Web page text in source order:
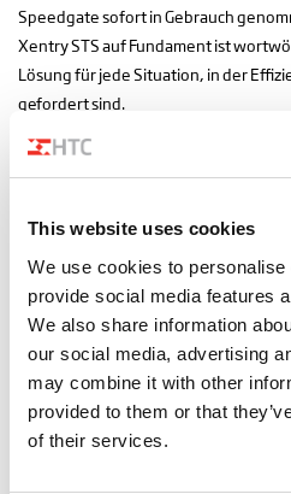
This website uses cookies
We use cookies to
provide social media features
We also share information
our social media, advertising
may combine it with other
provided to them or that
of their services.
Speedgate sofort in Gebrauch
Xentry STS auf Fundament ist
Lösung für jede Situation, in der
gefordert sind.